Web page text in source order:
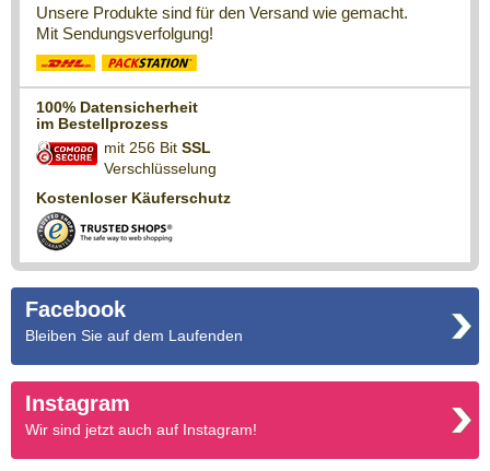
Unsere Produkte sind für den Versand wie gemacht.
Mit Sendungsverfolgung!
100% Datensicherheit
im Bestellprozess
mit 256 Bit SSL
Verschlüsselung
Kostenloser Käuferschutz
Facebook
Bleiben Sie auf dem Laufenden
Instagram
Wir sind jetzt auch auf Instagram!